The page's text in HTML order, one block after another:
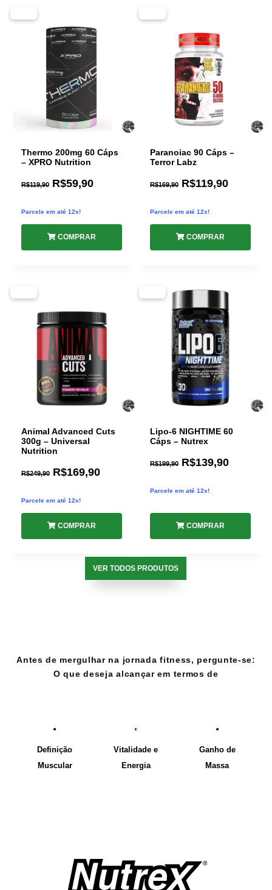
Thermo 200mg 60 Cáps
– XPRO Nutrition
R$119,90 R$59,90
Parcele em até 12x!
COMPRAR
Paranoiac 90 Cáps –
Terror Labz
R$169,90 R$119,90
Parcele em até 12x!
COMPRAR
Animal Advanced Cuts
300g – Universal
Nutrition
R$249,90 R$169,90
Parcele em até 12x!
COMPRAR
Lipo-6 NIGHTIME 60
Cáps – Nutrex
R$199,90 R$139,90
Parcele em até 12x!
COMPRAR
VER TODOS PRODUTOS
Antes de mergulhar na jornada fitness, pergunte-se:
O que deseja alcançar em termos de
Definição
Muscular
Vitalidade e
Energia
Ganho de
Massa